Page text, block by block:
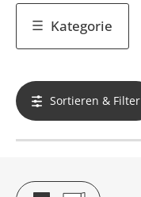
Kategorie
Sortieren & Filter